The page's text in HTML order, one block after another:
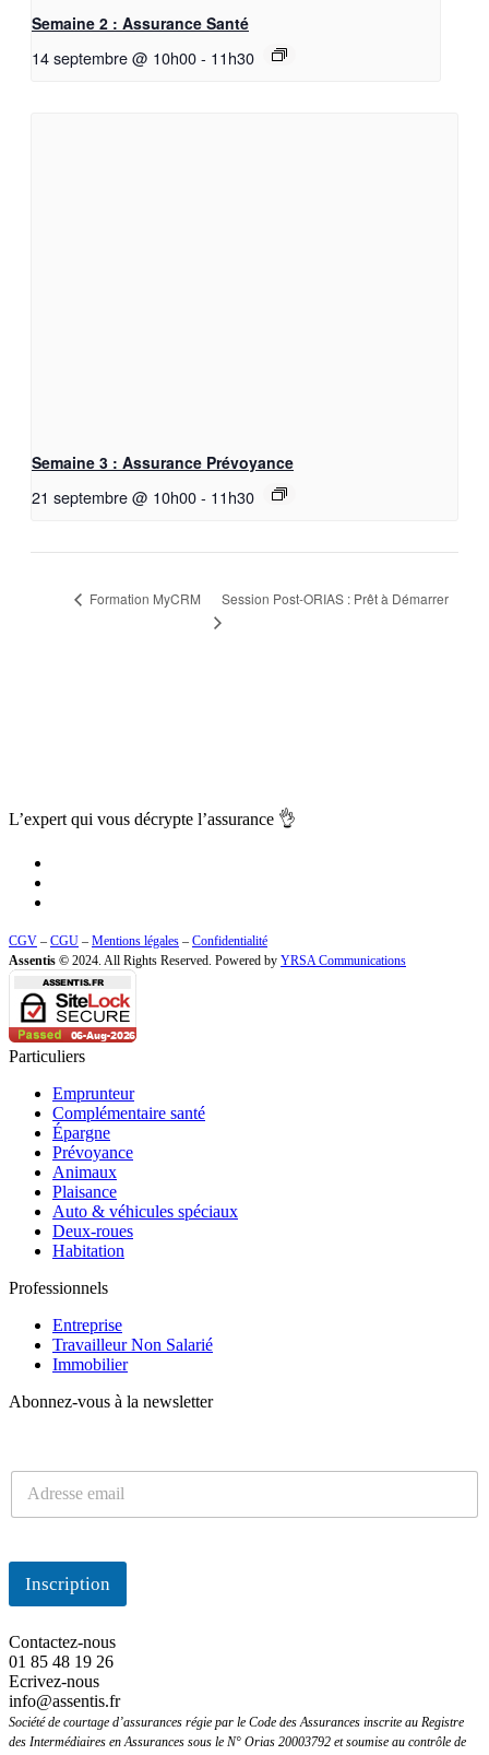
Semaine 2 : Assurance Santé
14 septembre @ 10h00- 11h30
Semaine 3 : Assurance Prévoyance
21 septembre @ 10h00- 11h30
Formation MyCRM Session Post-ORIAS : Prêt à Démarrer
L’expert qui vous décrypte l’assurance 👌
CGV – CGU – Mentions légales – Confidentialité
Assentis © 2024. All Rights Reserved. Powered by YRSA Communications
Particuliers
Emprunteur
Complémentaire santé
Épargne
Prévoyance
Animaux
Plaisance
Auto & véhicules spéciaux
Deux-roues
Habitation
Professionnels
Entreprise
Travailleur Non Salarié
Immobilier
Abonnez-vous à la newsletter
n
s
e
a
l
Inscription
Contactez-nous
01 85 48 19 26
Ecrivez-nous
info@assentis.fr
Société de courtage d’assurances régie par le Code des Assurances inscrite au Registre
des Intermédiaires en Assurances sous le N° Orias 20003792 et soumise au contrôle de